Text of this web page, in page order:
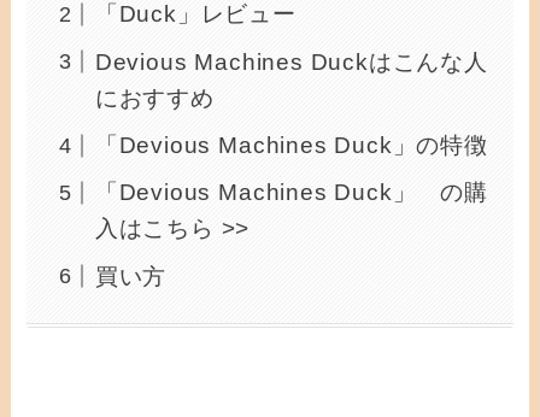
「Duck」レビュー
Devious Machines Duckはこんな人
におすすめ
「Devious Machines Duck」の特徴
「Devious Machines Duck」 の購
入はこちら >>
買い方